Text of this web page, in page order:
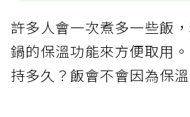
許多人會一次煮多一些飯
鍋的保溫功能來方便取用
持多久？飯會不會因為保